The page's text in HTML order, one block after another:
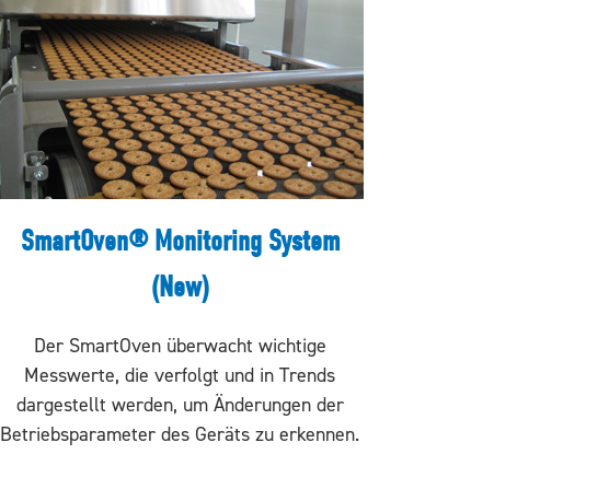
SmartOven® Monitoring System
(New)
Der SmartOven überwacht wichtige
Messwerte, die verfolgt und in Trends
dargestellt werden, um Änderungen der
Betriebsparameter des Geräts zu erkennen.